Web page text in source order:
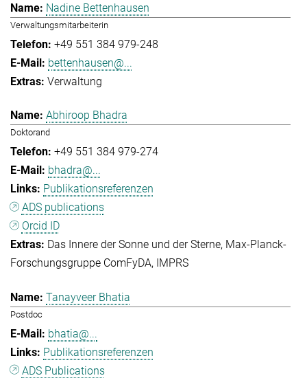
Nadine Bettenhausen
Verwaltungsmitarbeiterin
+49 551 384 979-248
bettenhausen@...
Verwaltung
Abhiroop Bhadra
Doktorand
+49 551 384 979-274
bhadra@...
Publikationsreferenzen
ADS publications
Orcid ID
Das Innere der Sonne und der Sterne Max-Planck-
Forschungsgruppe ComFyDA
IMPRS
Tanayveer Bhatia
Postdoc
bhatia@...
Publikationsreferenzen
ADS Publications